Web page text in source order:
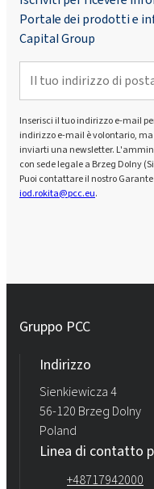
Portale dei prodotti e
Capital Group
Inserisci il tuo indirizzo e-mail
indirizzo e-mail è volontario,
inviarti una newsletter.
con sede legale a Brzeg Dolny
Puoi contattare il nostro
iod.rokita@pcc.eu.
Gruppo PCC
Indirizzo
Sienkiewicza 4
56-120 Brzeg Dolny
Poland
Linea di contatto
+48717942000